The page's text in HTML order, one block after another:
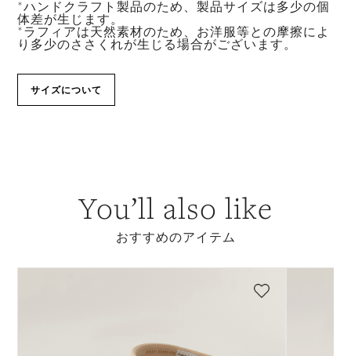
*ハンドクラフト製品のため、製品サイズは多少の個
体差が生じます。
*ラフィアは天然素材のため、お洋服等との摩擦によ
り多少のささくれが生じる場合がございます。
サイズについて
You’ll also like
おすすめのアイテム